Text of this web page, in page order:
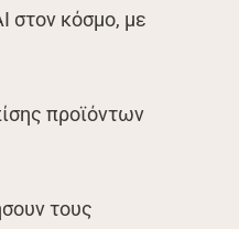
στον κόσμο, με
προϊόντων
τους